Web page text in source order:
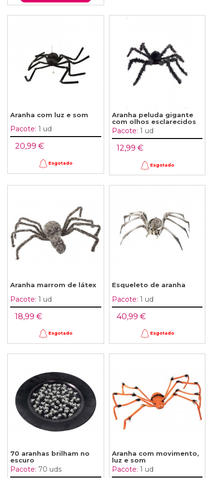
Aranha com luz e som
Pacote: 1 ud
20,99 €
Esgotado
Aranha peluda gigante
com olhos esclarecidos
Pacote: 1 ud
12,99 €
Esgotado
Aranha marrom de látex
Pacote: 1 ud
18,99 €
Esgotado
Esqueleto de aranha
Pacote: 1 ud
40,99 €
Esgotado
70 aranhas brilham no
escuro
Pacote: 70 uds
Aranha com movimento,
luz e som
Pacote: 1 ud